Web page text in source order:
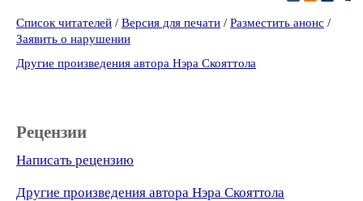
Список читателей / Версия для печати / Разместить анонс /
Заявить о нарушении
Другие произведения автора Нэра Скояттола
Рецензии
Написать рецензию
Другие произведения автора Нэра Скояттола